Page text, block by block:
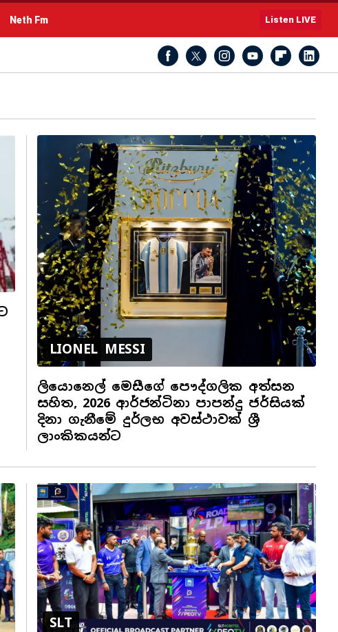
Neth Fm Listen LIVE
LIONEL MESSI
ලියොනෙල් මෙසීගේ පෞද්ගලික අත්සන
සහිත, 2026 ආර්ජන්ටිනා පාපන්දු ජර්සියක්
දිනා ගැනීමේ දුර්ලභ අවස්ථාවක් ශ්‍රී
ලාංකිකයන්ට
SLT